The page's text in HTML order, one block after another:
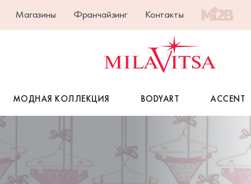
Магазины Франчайзинг Контакты
МОДНАЯ КОЛЛЕКЦИЯ BODYART ACCENT